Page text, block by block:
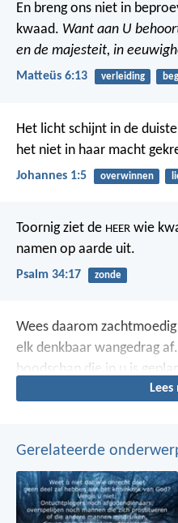
En breng ons niet in
kwaad. Want aan U
en de majesteit, in
Matteüs 6:13 verleiding
Het licht schijnt in de
het niet in haar macht
Johannes 1:5 overwinnen
Toornig ziet de HEER wie
namen op aarde uit.
Psalm 34:17 zonde
Wees daarom
elk denkbaar wangedrag
boodschap die in u is
Lees
Gerelateerde